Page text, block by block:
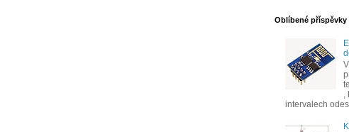
Oblíbené příspěvky
,
intervalech